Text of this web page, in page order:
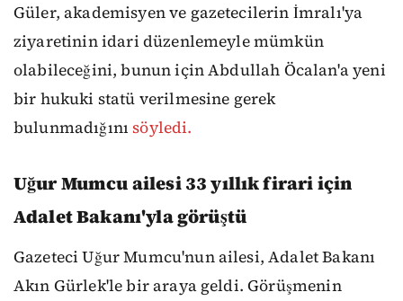
Güler, akademisyen ve gazetecilerin İmralı'ya
ziyaretinin idari düzenlemeyle mümkün
olabileceğini, bunun için Abdullah Öcalan'a yeni
bir hukuki statü verilmesine gerek
bulunmadığınısöyledi.
Uğur Mumcu ailesi 33 yıllık firari için
Adalet Bakanı'yla görüştü
Gazeteci Uğur Mumcu'nun ailesi, Adalet Bakanı
Akın Gürlek'le bir araya geldi. Görüşmenin